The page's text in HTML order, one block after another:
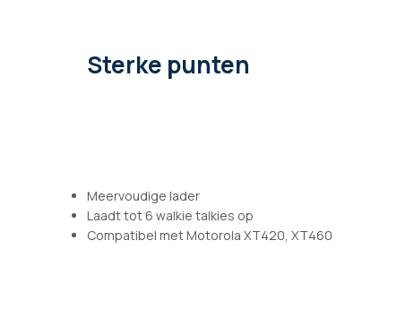
afbeeldingen-
Sterke punten
Meervoudige lader
Laadt tot 6 walkie talkies op
Compatibel met Motorola XT420, XT460